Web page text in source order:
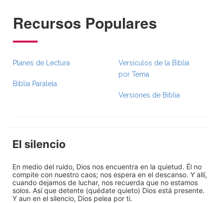
Recursos Populares
Planes de Lectura
Biblia Paralela
Versículos de la Biblia
por Tema
Versiones de Biblia
El silencio
En medio del ruido, Dios nos encuentra en la quietud. Él no
compite con nuestro caos; nos espera en el descanso. Y allí,
cuando dejamos de luchar, nos recuerda que no estamos
solos. Así que detente (quédate quieto) Dios está presente.
Y aun en el silencio, Dios pelea por ti.